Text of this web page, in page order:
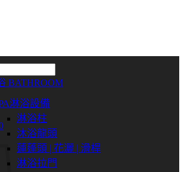
BATHROOM
淋浴設備
淋浴柱
沐浴龍頭
蓮蓬頭 | 花灑 | 滑桿
淋浴拉門